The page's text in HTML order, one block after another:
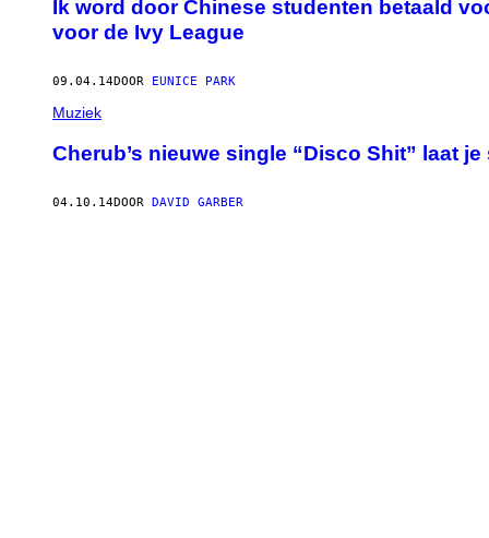
Ik word door Chinese studenten betaald
voor de Ivy League
09.04.14DOOR EUNICE PARK
Muziek
Cherub’s nieuwe single “Disco Shit” laat
04.10.14DOOR DAVID GARBER